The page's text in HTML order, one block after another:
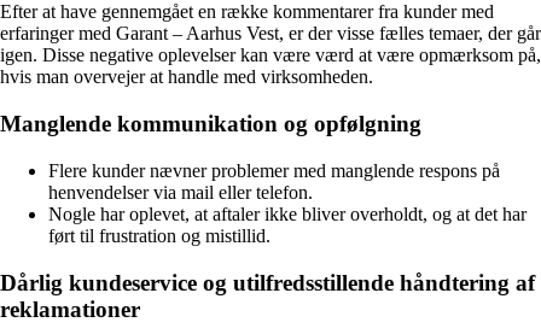
Efter at have gennemgået en række kommentarer fra kunder med
erfaringer med Garant – Aarhus Vest, er der visse fælles temaer, der går
igen. Disse negative oplevelser kan være værd at være opmærksom på,
hvis man overvejer at handle med virksomheden.
Manglende kommunikation og opfølgning
Flere kunder nævner problemer med manglende respons på
henvendelser via mail eller telefon.
Nogle har oplevet, at aftaler ikke bliver overholdt, og at det har
ført til frustration og mistillid.
Dårlig kundeservice og utilfredsstillende håndtering af
reklamationer